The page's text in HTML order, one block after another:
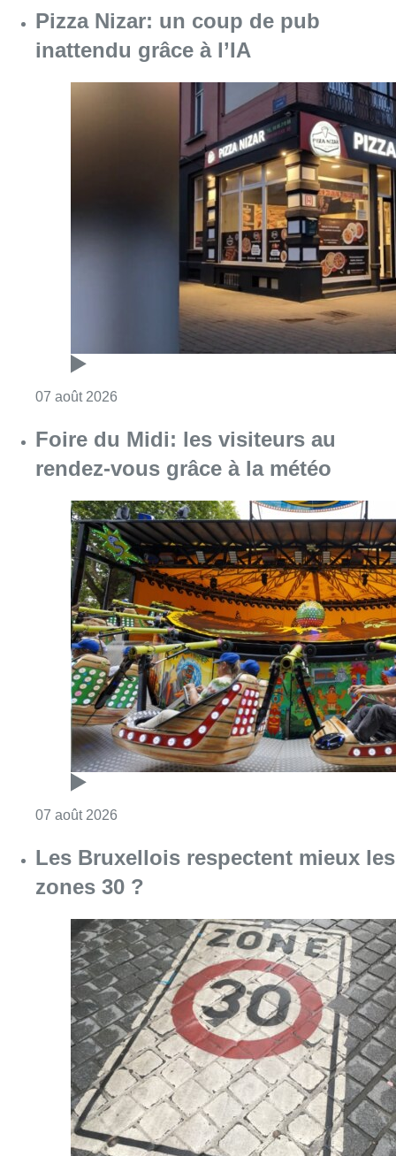
Pizza Nizar: un coup de pub
inattendu grâce à l’IA
07 août 2026
Foire du Midi: les visiteurs au
rendez-vous grâce à la météo
07 août 2026
Les Bruxellois respectent mieux les
zones 30 ?